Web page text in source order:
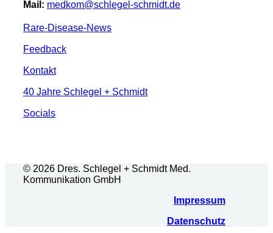
Mail: medkom@schlegel-schmidt.de
Rare-Disease-News
Feedback
Kontakt
40 Jahre Schlegel + Schmidt
Socials
© 2026 Dres. Schlegel + Schmidt Med.
Kommunikation GmbH
Impressum
Datenschutz